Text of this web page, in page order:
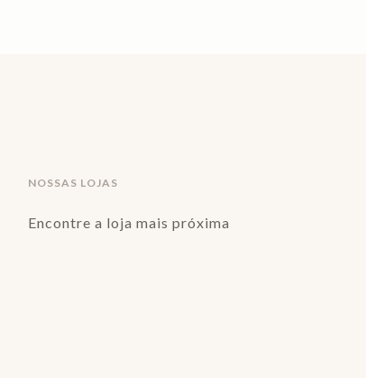
NOSSAS LOJAS
Encontre a loja mais próxima